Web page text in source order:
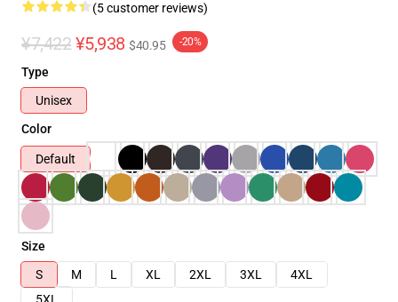
(5 customer reviews)
¥7,422 ¥5,938 $40.95 -20%
Type
Unisex
Color
Default
Size
S
M L XL 2XL 3XL
4XL